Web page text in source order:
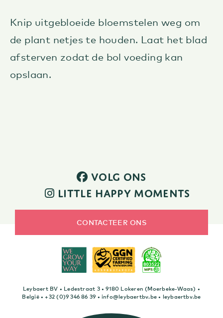
Knip uitgebloeide bloemstelen weg om
de plant netjes te houden. Laat het blad
afsterven zodat de bol voeding kan
opslaan.
VOLG ONS
LITTLE HAPPY MOMENTS
CONTACTEER ONS
Leybaert BV • Ledestraat 3 • 9180 Lokeren (Moerbeke-Waas) •
België •+32 (0)9 346 86 39 •info@leybaertbv.be • leybaertbv.be